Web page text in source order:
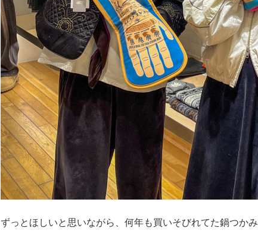
ずっとほしいと思いながら、何年も買いそびれてた鍋つかみ